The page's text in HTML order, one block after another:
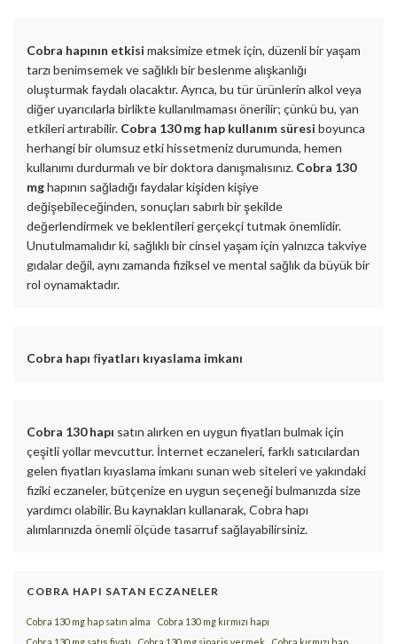
Cobra hapının etkisi maksimize etmek için, düzenli bir yaşam
tarzı benimsemek ve sağlıklı bir beslenme alışkanlığı
oluşturmak faydalı olacaktır. Ayrıca, bu tür ürünlerin alkol veya
diğer uyarıcılarla birlikte kullanılmaması önerilir; çünkü bu, yan
etkileri artırabilir. Cobra 130 mg hap kullanım süresi boyunca
herhangi bir olumsuz etki hissetmeniz durumunda, hemen
kullanımı durdurmalı ve bir doktora danışmalısınız. Cobra 130
mghapının sağladığı faydalar kişiden kişiye
değişebileceğinden, sonuçları sabırlı bir şekilde
değerlendirmek ve beklentileri gerçekçi tutmak önemlidir.
Unutulmamalıdır ki, sağlıklı bir cinsel yaşam için yalnızca takviye
gıdalar değil, aynı zamanda fiziksel ve mental sağlık da büyük bir
rol oynamaktadır.
Cobra hapı fiyatları kıyaslama imkanı
Cobra 130 hapı satın alırken en uygun fiyatları bulmak için
çeşitli yollar mevcuttur. İnternet eczaneleri, farklı satıcılardan
gelen fiyatları kıyaslama imkanı sunan web siteleri ve yakındaki
fiziki eczaneler, bütçenize en uygun seçeneği bulmanızda size
yardımcı olabilir. Bu kaynakları kullanarak, Cobra hapı
alımlarınızda önemli ölçüde tasarruf sağlayabilirsiniz.
COBRA HAPI SATAN ECZANELER
Cobra 130 mg hap satın alma
Cobra 130 mg kırmızı hapı
Cobra 130 mg satış fiyatı
Cobra 130 mg sipariş vermek Cobra kırmızı hap